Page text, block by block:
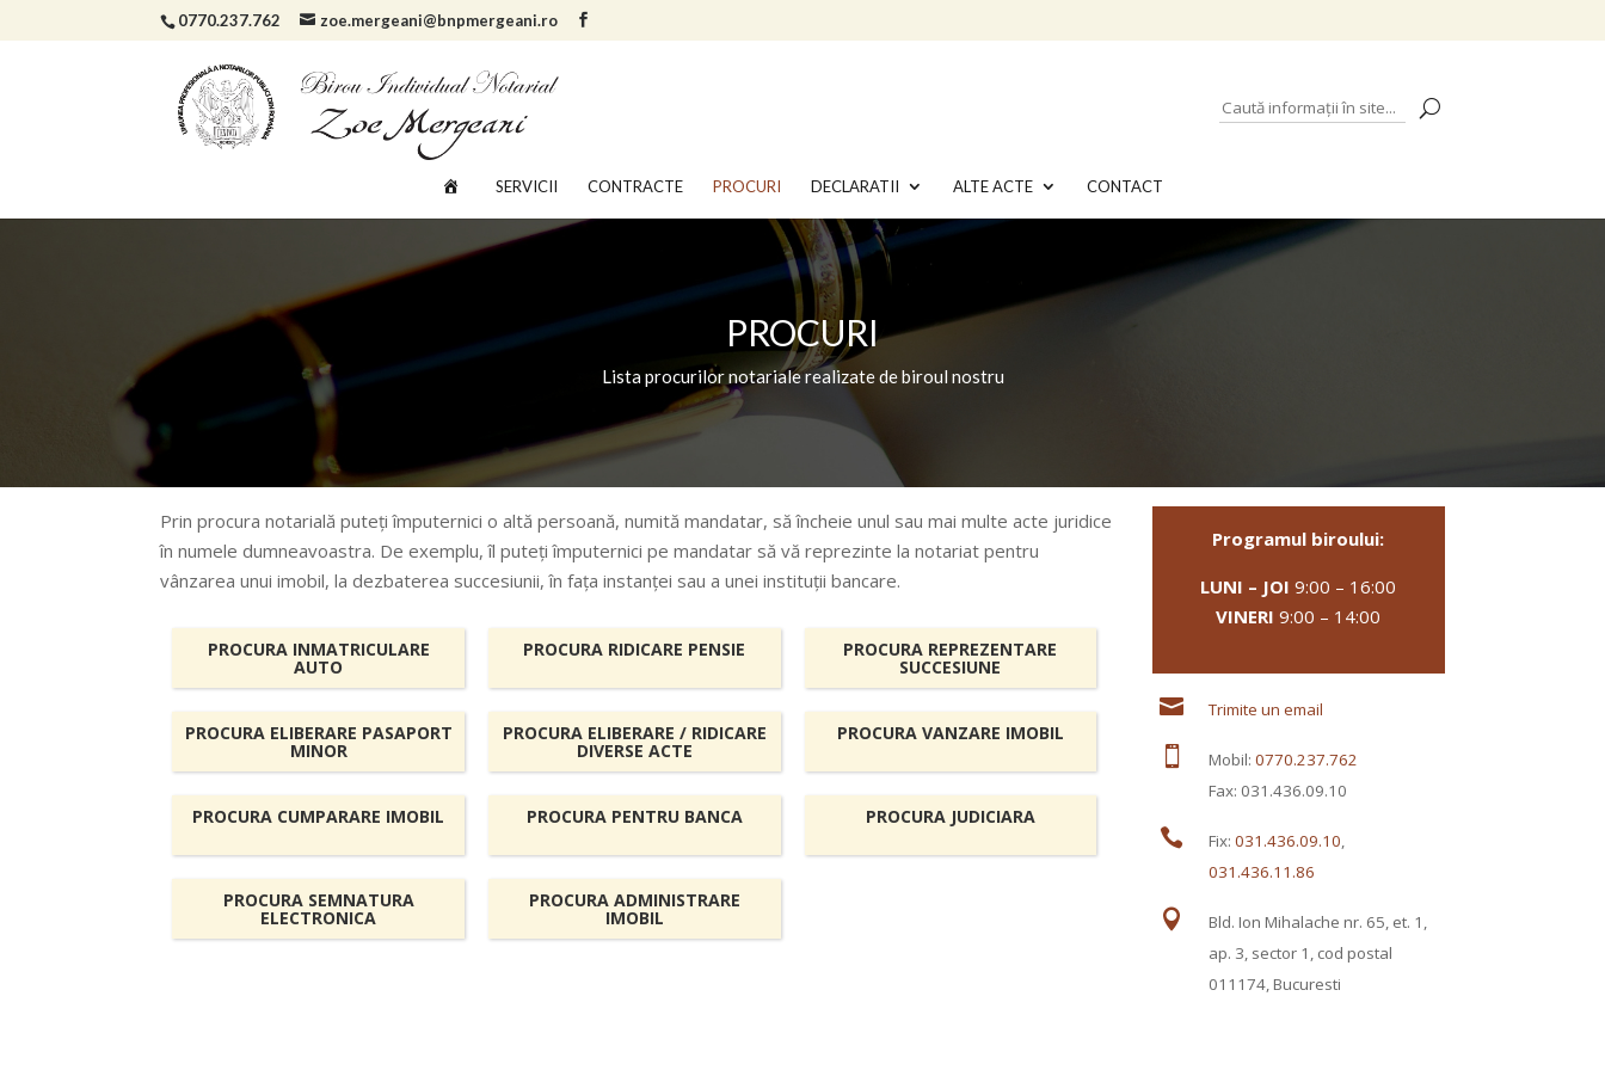
0770.237.762 zoe.mergeani@bnpmergeani.ro
SERVICII CONTRACTE PROCURI DECLARATII ALTE ACTE CONTACT
PROCURI
Lista procurilor notariale realizate de biroul nostru
Prin procura notarială puteți împuternici o altă persoană, numită mandatar, să încheie unul sau mai multe acte juridice
în numele dumneavoastra. De exemplu, îl puteți împuternici pe mandatar să vă reprezinte la notariat pentru
vânzarea unui imobil, la dezbaterea succesiunii, în fața instanței sau a unei instituții bancare.
PROCURA INMATRICULARE
AUTO
PROCURA RIDICARE PENSIE PROCURA REPREZENTARE
SUCCESIUNE
PROCURA ELIBERARE PASAPORT
MINOR
PROCURA ELIBERARE / RIDICARE
DIVERSE ACTE
PROCURA VANZARE IMOBIL
PROCURA CUMPARARE IMOBIL PROCURA PENTRU BANCA PROCURA JUDICIARA
PROCURA SEMNATURA
ELECTRONICA
PROCURA ADMINISTRARE
IMOBIL
Programul biroului:
LUNI – JOI 9:00 – 16:00
VINERI 9:00 – 14:00
 Trimite un email
 Mobil: 0770.237.762
Fax: 031.436.09.10
 Fix: 031.436.09.10,
031.436.11.86

Bld. Ion Mihalache nr. 65, et. 1,
ap. 3, sector 1, cod postal
011174, Bucuresti